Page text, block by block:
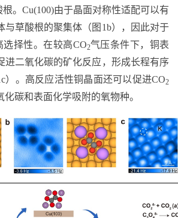
。 Cu(100)由于晶面对称性适配可以有
与草酸根的聚集体（图 1b），因此对于
选择性。在较高CO2气压条件下，铜表
进二氧化碳的矿化反应，形成长程有序
）。高反应活性铜晶面还可以促进CO2
碳和表面化学吸附的氧物种。